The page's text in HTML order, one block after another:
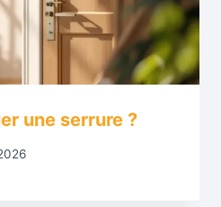
une serrure ?